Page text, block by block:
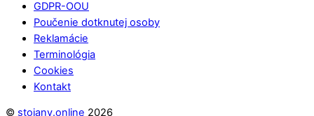
GDPR-OOU
Poučenie dotknutej osoby
Reklamácie
Terminológia
Cookies
Kontakt
© stojany.online 2026